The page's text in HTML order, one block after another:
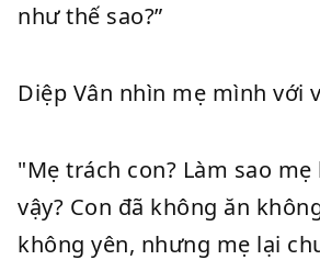
như thế sao?”
Diệp Vân nhìn mẹ mình với
"Mẹ trách con? Làm sao
vậy? Con đã không ăn
không yên, nhưng mẹ lại